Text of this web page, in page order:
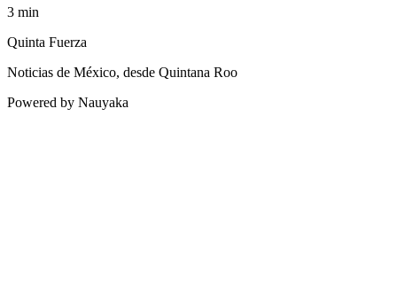
3 min
Quinta Fuerza
Noticias de México, desde Quintana Roo
Powered by Nauyaka